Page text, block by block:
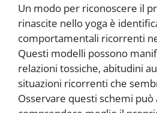
Un modo per riconoscere il
rinascite nello yoga è
comportamentali ricorrenti
Questi modelli possono
relazioni tossiche, abitudini
situazioni ricorrenti che
Osservare questi schemi può